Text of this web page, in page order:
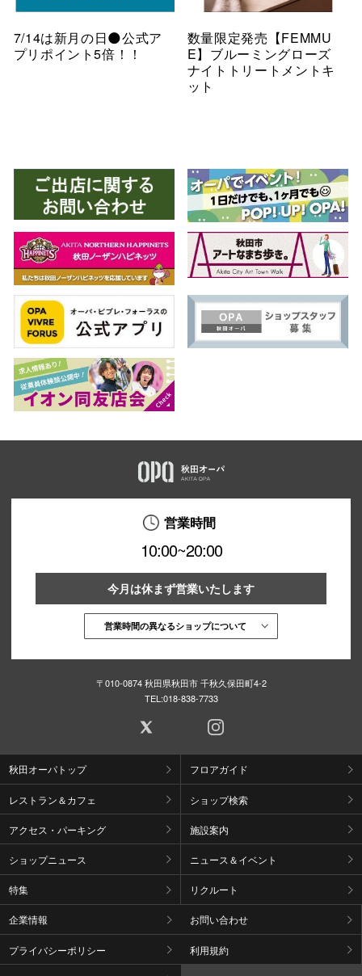
7/14は新月の日🌑公式ア
プリポイント5倍！！
数量限定発売【FEMMU
E】ブルーミングローズ
ナイトトリートメントキ
ット
営業時間
10:00~20:00
今月は休まず営業いたします
営業時間の異なるショップについて
〒010-0874 秋田県秋田市 千秋久保田町4-2
TEL:018-838-7733
秋田オーパトップ フロアガイド
レストラン＆カフェ ショップ検索
アクセス・パーキング 施設案内
ショップニュース ニュース＆イベント
特集 リクルート
企業情報 お問い合わせ
プライバシーポリシー 利用規約